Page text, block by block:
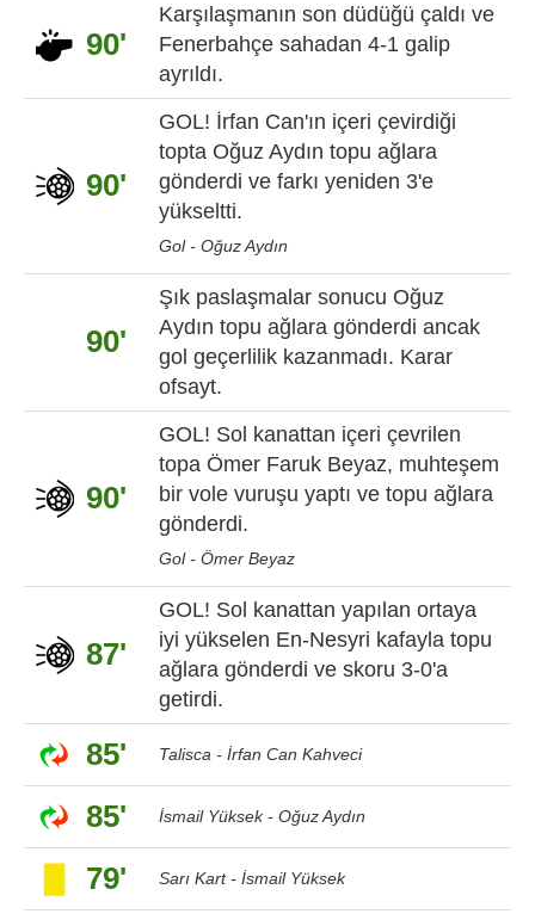
90'
Karşılaşmanın son düdüğü çaldı ve
Fenerbahçe sahadan 4-1 galip
ayrıldı.
90'
GOL! İrfan Can'ın içeri çevirdiği
topta Oğuz Aydın topu ağlara
gönderdi ve farkı yeniden 3'e
yükseltti.
Gol - Oğuz Aydın
90'
Şık paslaşmalar sonucu Oğuz
Aydın topu ağlara gönderdi ancak
gol geçerlilik kazanmadı. Karar
ofsayt.
90'
GOL! Sol kanattan içeri çevrilen
topa Ömer Faruk Beyaz, muhteşem
bir vole vuruşu yaptı ve topu ağlara
gönderdi.
Gol - Ömer Beyaz
87'
GOL! Sol kanattan yapılan ortaya
iyi yükselen En-Nesyri kafayla topu
ağlara gönderdi ve skoru 3-0'a
getirdi.
85' Talisca - İrfan Can Kahveci
85' İsmail Yüksek - Oğuz Aydın
79' Sarı Kart - İsmail Yüksek